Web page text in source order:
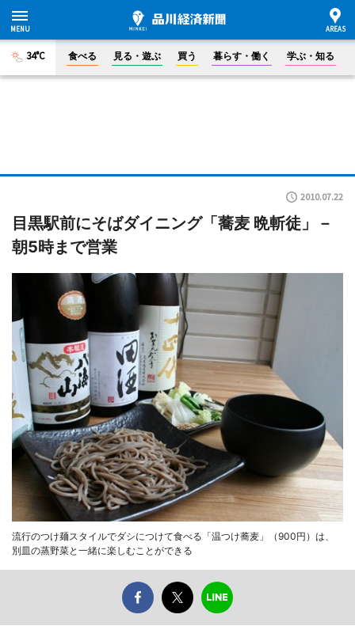
34°C 食べる 見る・遊ぶ 買う 暮らす・働く 学ぶ・知る
2010.07.22
目黒駅前にそばダイニング「蕎麦 晩斬徒」－
朝5時まで営業
流行のつけ麺スタイルでダシにつけて食べる「温つけ蕎麦」（900円）は、
別皿の蒸野菜と一緒に楽しむことができる